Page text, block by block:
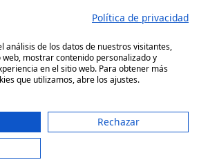
Decesos
Política de privacidad
análisis de los datos de nuestros visitantes,
mostrar contenido personalizado y
en el sitio web. Para obtener más
que utilizamos, abre los ajustes.
Rechazar